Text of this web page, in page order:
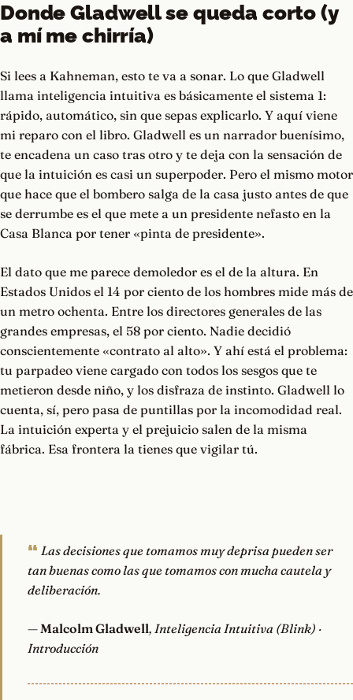
Donde Gladwell se queda corto (y
a mí me chirría)
Si lees a Kahneman, esto te va a sonar. Lo que Gladwell
llama inteligencia intuitiva es básicamente el sistema 1:
rápido, automático, sin que sepas explicarlo. Y aquí viene
mi reparo con el libro. Gladwell es un narrador buenísimo,
te encadena un caso tras otro y te deja con la sensación de
que la intuición es casi un superpoder. Pero el mismo motor
que hace que el bombero salga de la casa justo antes de que
se derrumbe es el que mete a un presidente nefasto en la
Casa Blanca por tener «pinta de presidente».
El dato que me parece demoledor es el de la altura. En
Estados Unidos el 14 por ciento de los hombres mide más de
un metro ochenta. Entre los directores generales de las
grandes empresas, el 58 por ciento. Nadie decidió
conscientemente «contrato al alto». Y ahí está el problema:
tu parpadeo viene cargado con todos los sesgos que te
metieron desde niño, y los disfraza de instinto. Gladwell lo
cuenta, sí, pero pasa de puntillas por la incomodidad real.
La intuición experta y el prejuicio salen de la misma
fábrica. Esa frontera la tienes que vigilar tú.
Las decisiones que tomamos muy deprisa pueden ser
tan buenas como las que tomamos con mucha cautela y
deliberación.
—Malcolm Gladwell, Inteligencia Intuitiva (Blink) ·
Introducción